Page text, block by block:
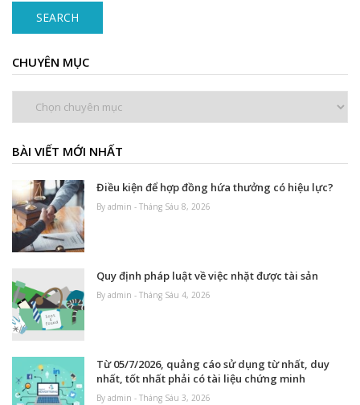
SEARCH
CHUYÊN MỤC
BÀI VIẾT MỚI NHẤT
Điều kiện để hợp đồng hứa thưởng có hiệu lực?
By admin - Tháng Sáu 8, 2026
Quy định pháp luật về việc nhặt được tài sản
By admin - Tháng Sáu 4, 2026
Từ 05/7/2026, quảng cáo sử dụng từ nhất, duy
nhất, tốt nhất phải có tài liệu chứng minh
By admin - Tháng Sáu 3, 2026